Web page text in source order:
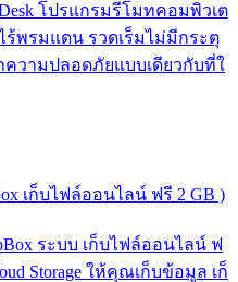
โปรแกรมรีโมทคอมพิวเต
พรมแดน รวดเร็มไม่มีกระตุ
วามปลอดภัยแบบเดียวกับที่ใ
เก็บไฟล์ออนไลน์ ฟรี 2 GB )
ระบบ เก็บไฟล์ออนไลน์ ฟ
Storage ให้คุณเก็บข้อมูล เก็